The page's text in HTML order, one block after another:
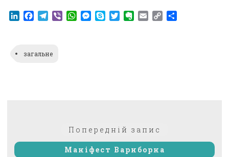
LinkedIn
Facebook
Telegram
ViberWhatsApp
Messenger
SkypeTwitterEvernote
EmailCopy
загальне
Попередній запис
Маніфест Варнборна